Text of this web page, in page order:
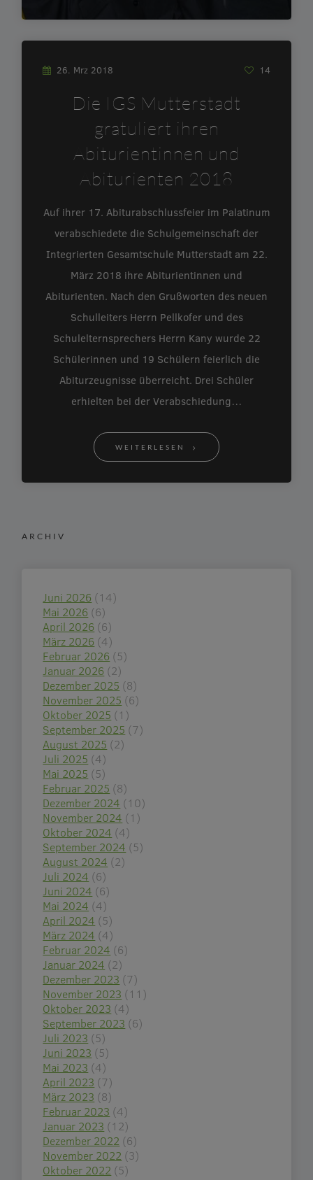
26. Mrz 2018 14
Die IGS Mutterstadt
gratuliert ihren
Abiturientinnen und
Abiturienten 2018
Auf ihrer 17. Abiturabschlussfeier im Palatinum
verabschiedete die Schulgemeinschaft der
Integrierten Gesamtschule Mutterstadt am 22.
März 2018 ihre Abiturientinnen und
Abiturienten. Nach den Grußworten des neuen
Schulleiters Herrn Pellkofer und des
Schulelternsprechers Herrn Kany wurde 22
Schülerinnen und 19 Schülern feierlich die
Abiturzeugnisse überreicht. Drei Schüler
erhielten bei der Verabschiedung…
WEITERLESEN
ARCHIV
Juni 2026 (14)
Mai 2026 (6)
April 2026 (6)
März 2026 (4)
Februar 2026 (5)
Januar 2026 (2)
Dezember 2025 (8)
November 2025 (6)
Oktober 2025 (1)
September 2025 (7)
August 2025 (2)
Juli 2025 (4)
Mai 2025 (5)
Februar 2025 (8)
Dezember 2024 (10)
November 2024 (1)
Oktober 2024 (4)
September 2024 (5)
August 2024 (2)
Juli 2024 (6)
Juni 2024 (6)
Mai 2024 (4)
April 2024 (5)
März 2024 (4)
Februar 2024 (6)
Januar 2024 (2)
Dezember 2023 (7)
November 2023 (11)
Oktober 2023 (4)
September 2023 (6)
Juli 2023 (5)
Juni 2023 (5)
Mai 2023 (4)
April 2023 (7)
März 2023 (8)
Februar 2023 (4)
Januar 2023 (12)
Dezember 2022 (6)
November 2022 (3)
Oktober 2022 (5)